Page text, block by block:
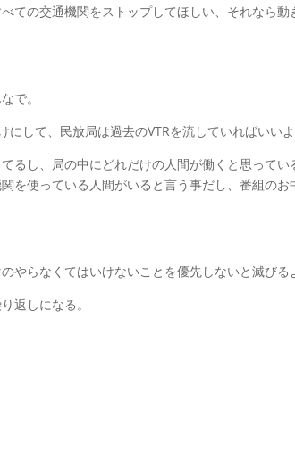
ての交通機関をストップしてほしい、それなら
で。
にして、民放局は過去のVTRを流していればいい
るし、局の中にどれだけの人間が働くと思って
を使っている人間がいると言う事だし、番組の
やらなくてはいけないことを優先しないと滅びる
返しになる。